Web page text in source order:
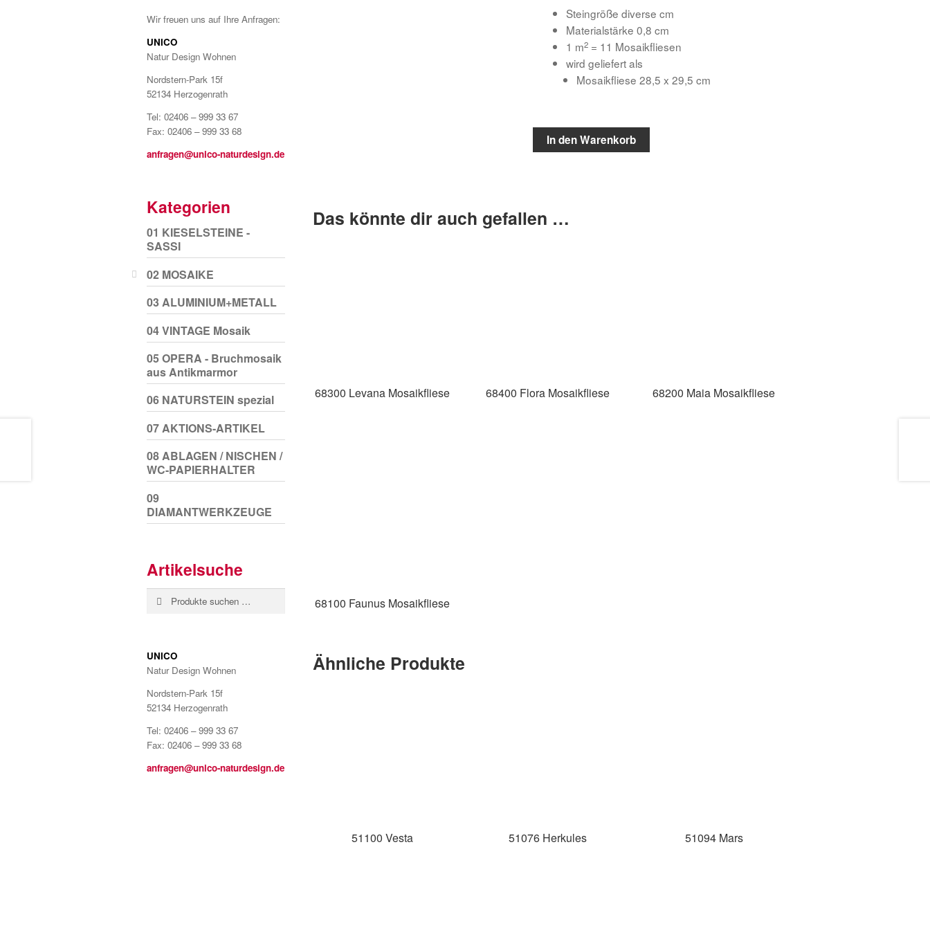
Steingröße diverse cm
Materialstärke 0,8 cm
1 m2 = 11 Mosaikfliesen
wird geliefert als
Mosaikfliese 28,5 x 29,5 cm
In den Warenkorb
Das könnte dir auch gefallen …
68300 Levana Mosaikfliese 68400 Flora Mosaikfliese 68200 Maia Mosaikfliese
68100 Faunus Mosaikfliese
Ähnliche Produkte
51100 Vesta 51076 Herkules 51094 Mars
Wir freuen uns auf Ihre Anfragen:
UNICO
Natur Design Wohnen
Nordstern-Park 15f
52134 Herzogenrath
Tel: 02406 – 999 33 67
Fax: 02406 – 999 33 68
anfragen@unico-naturdesign.de
Kategorien
01 KIESELSTEINE -
SASSI
02 MOSAIKE
03 ALUMINIUM+METALL
04 VINTAGE Mosaik
05 OPERA - Bruchmosaik
aus Antikmarmor
06 NATURSTEIN spezial
07 AKTIONS-ARTIKEL
08 ABLAGEN / NISCHEN /
WC-PAPIERHALTER
09
DIAMANTWERKZEUGE
Artikelsuche
nach:
UNICO
Natur Design Wohnen
Nordstern-Park 15f
52134 Herzogenrath
Tel: 02406 – 999 33 67
Fax: 02406 – 999 33 68
anfragen@unico-naturdesign.de